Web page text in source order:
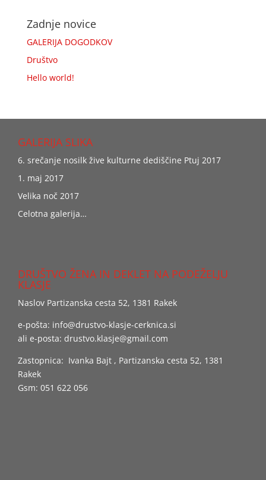
Zadnje novice
GALERIJA DOGODKOV
Društvo
Hello world!
GALERIJA SLIKA
6. srečanje nosilk žive kulturne dediščine Ptuj 2017
1. maj 2017
Velika noč 2017
Celotna galerija…
DRUŠTVO ŽENA IN DEKLET NA PODEŽELJU
KLASJE
Naslov Partizanska cesta 52, 1381 Rakek
e-pošta: info@drustvo-klasje-cerknica.si
ali e-posta: drustvo.klasje@gmail.com
Zastopnica: Ivanka Bajt , Partizanska cesta 52, 1381
Rakek
Gsm: 051 622 056